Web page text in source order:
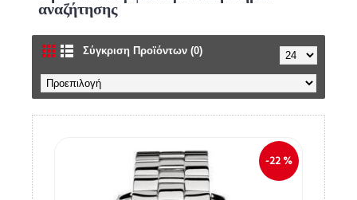
αναζήτησης
Σύγκριση Προϊόντων (0)
-22 %